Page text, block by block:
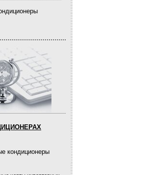
кондиционеры